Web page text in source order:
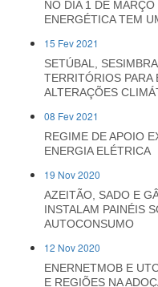
NO DIA 1 DE
ENERGÉTICA TEM
15 Fev 2021
SETÚBAL,
TERRITÓRIOS PARA
ALTERAÇÕES
08 Fev 2021
REGIME DE APOIO
ENERGIA ELÉTRICA
19 Nov 2020
AZEITÃO, SADO E
INSTALAM PAINÉIS
AUTOCONSUMO
12 Nov 2020
ENERNETMOB E
E REGIÕES NA